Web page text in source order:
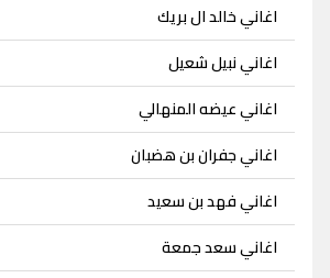
اغاني خالد ال بريك
اغاني نبيل شعيل
اغاني عيضه المنهالي
اغاني جفران بن هضبان
اغاني فهد بن سعيد
اغاني سعد جمعة